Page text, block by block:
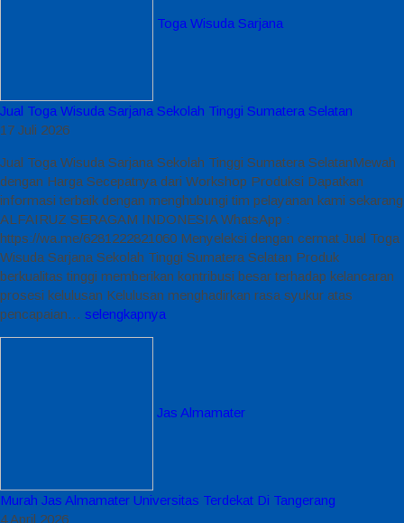
Toga Wisuda Sarjana
Jual Toga Wisuda Sarjana Sekolah Tinggi Sumatera Selatan
17 Juli 2026
Jual Toga Wisuda Sarjana Sekolah Tinggi Sumatera SelatanMewah
dengan Harga Secepatnya dari Workshop Produksi Dapatkan
informasi terbaik dengan menghubungi tim pelayanan kami sekarang
ALFAIRUZ SERAGAM INDONESIA WhatsApp :
https://wa.me/6281222821060 Menyeleksi dengan cermat Jual Toga
Wisuda Sarjana Sekolah Tinggi Sumatera Selatan Produk
berkualitas tinggi memberikan kontribusi besar terhadap kelancaran
prosesi kelulusan Kelulusan menghadirkan rasa syukur atas
pencapaian… selengkapnya
Jas Almamater
Murah Jas Almamater Universitas Terdekat Di Tangerang
4 April 2026